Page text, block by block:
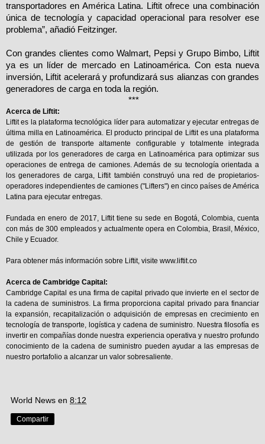
transportadores en América Latina. Liftit ofrece una combinación
única de tecnología y capacidad operacional para resolver ese
problema”, añadió Feitzinger.
Con grandes clientes como Walmart, Pepsi y Grupo Bimbo, Liftit
ya es un líder de mercado en Latinoamérica. Con esta nueva
inversión, Liftit acelerará y profundizará sus alianzas con grandes
generadores de carga en toda la región.
***
Acerca de Liftit:
Liftit es la plataforma tecnológica líder para automatizar y ejecutar entregas de
última milla en Latinoamérica. El producto principal de Liftit es una plataforma
de gestión de transporte altamente configurable y totalmente integrada
utilizada por los generadores de carga en Latinoamérica para optimizar sus
operaciones de entrega de camiones. Además de su tecnología orientada a
los generadores de carga, Liftit también construyó una red de propietarios-
operadores independientes de camiones ("Lifters") en cinco países de América
Latina para ejecutar entregas.
Fundada en enero de 2017, Liftit tiene su sede en Bogotá, Colombia, cuenta
con más de 300 empleados y actualmente opera en Colombia, Brasil, México,
Chile y Ecuador.
Para obtener más información sobre Liftit, visite www.liftit.co
Acerca de Cambridge Capital:
Cambridge Capital es una firma de capital privado que invierte en el sector de
la cadena de suministros. La firma proporciona capital privado para financiar
la expansión, recapitalización o adquisición de empresas en crecimiento en
tecnología de transporte, logística y cadena de suministro. Nuestra filosofía es
invertir en compañías donde nuestra experiencia operativa y nuestro profundo
conocimiento de la cadena de suministro pueden ayudar a las empresas de
nuestro portafolio a alcanzar un valor sobresaliente.
World News en 8:12
Compartir